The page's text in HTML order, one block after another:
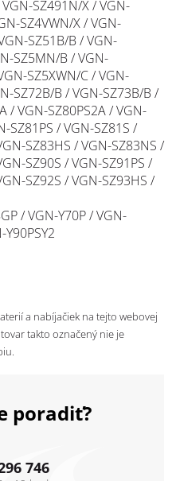
SZ491N/X / VGN-
SZ4VWN/X / VGN-
SZ51B/B / VGN-
SZ5MN/B / VGN-
SZ5XWN/C / VGN-
SZ72B/B / VGN-SZ73B/B /
/ VGN-SZ80PS2A / VGN-
SZ81PS / VGN-SZ81S /
SZ83HS / VGN-SZ83NS /
SZ90S / VGN-SZ91PS /
SZ92S / VGN-SZ93HS /
/ VGN-Y70P / VGN-
Y90PSY2
a nabíjačiek na tejto webovej
takto označený nie je
poradiť?
746